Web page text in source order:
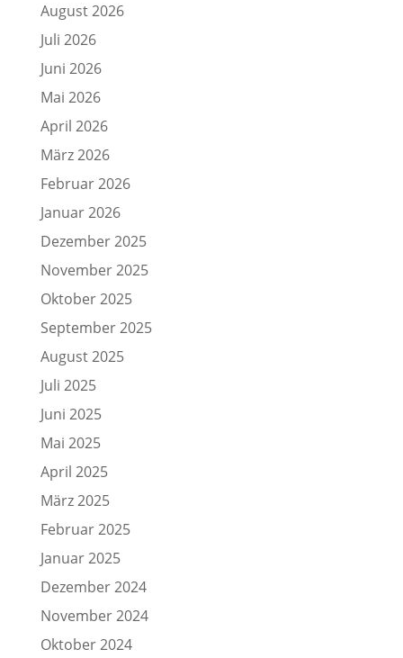
August 2026
Juli 2026
Juni 2026
Mai 2026
April 2026
März 2026
Februar 2026
Januar 2026
Dezember 2025
November 2025
Oktober 2025
September 2025
August 2025
Juli 2025
Juni 2025
Mai 2025
April 2025
März 2025
Februar 2025
Januar 2025
Dezember 2024
November 2024
Oktober 2024